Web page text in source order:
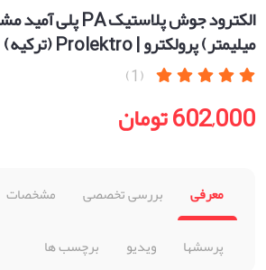
میلیمتر) پرولکترو | Prolektro (ترکیه)
(1)
602,000 تومان
معرفی بررسی تخصصی مشخصات
پرسشها
ویدیو برچسب ها